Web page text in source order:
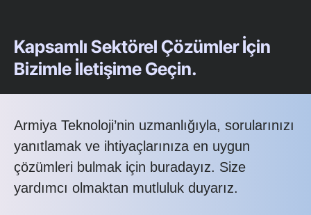
Kapsamlı Sektörel Çözümler İçin
Bizimle İletişime Geçin.
Armiya Teknoloji’nin uzmanlığıyla, sorularınızı
yanıtlamak ve ihtiyaçlarınıza en uygun
çözümleri bulmak için buradayız. Size
yardımcı olmaktan mutluluk duyarız.